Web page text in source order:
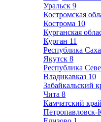
Уральск 9
Костромская
Кострома 10
Курганская
Курган 11
Республика
Якутск 8
Республика
Владикавказ 10
Забайкальский
Чита 8
Камчатский край
Петропавловск-